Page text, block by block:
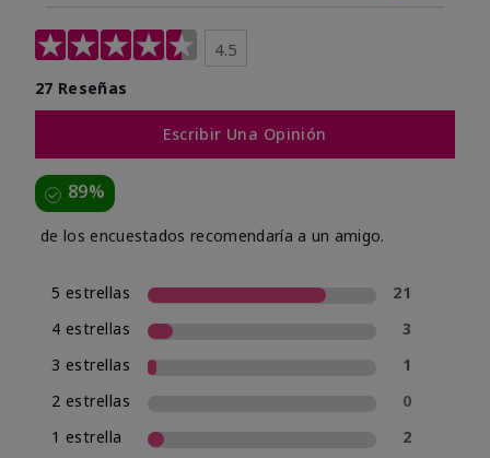
4.5
27 Reseñas
Escribir Una Opinión
89%
de los encuestados recomendaría a un amigo.
5 estrellas
21
4 estrellas
3
3 estrellas
1
2 estrellas
0
1 estrella
2